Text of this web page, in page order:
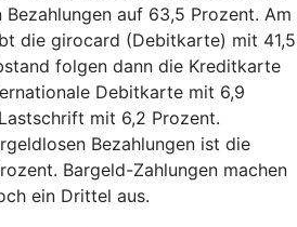
auf 63,5 Prozent. Am
die girocard (Debitkarte) mit 41,5
folgen dann die Kreditkarte
Debitkarte mit 6,9
mit 6,2 Prozent.
Bezahlungen ist die
Bargeld-Zahlungen machen
ein Drittel aus.